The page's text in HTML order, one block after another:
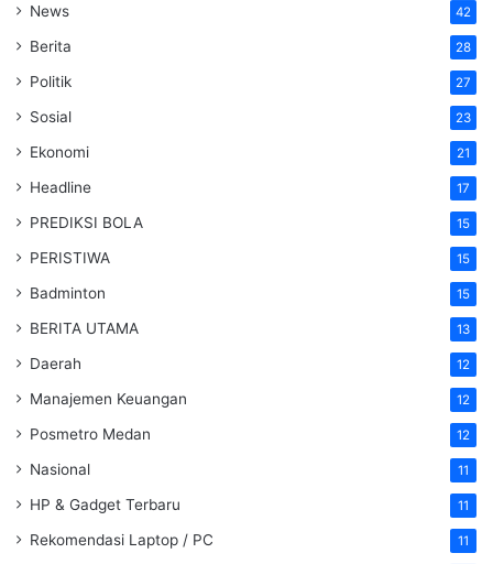
News 42
Berita 28
Politik 27
Sosial 23
Ekonomi 21
Headline 17
PREDIKSI BOLA 15
PERISTIWA 15
Badminton 15
BERITA UTAMA 13
Daerah 12
Manajemen Keuangan 12
Posmetro Medan 12
Nasional 11
HP & Gadget Terbaru 11
Rekomendasi Laptop / PC 11